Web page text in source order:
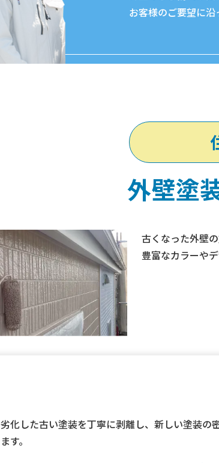
お客様のご要望に沿
外壁塗
古くなった外壁
豊富なカラーや
劣化した古い塗装を丁寧に剥離し、新しい塗装の
ます。